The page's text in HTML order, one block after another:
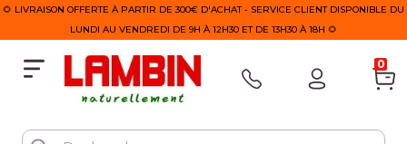
🌻 LIVRAISON OFFERTE À PARTIR DE 300€ D'ACHAT - SERVICE CLIENT DISPONIBLE DU
LUNDI AU VENDREDI DE 9H À 12H30 ET DE 13H30 À 18H 🌻
0